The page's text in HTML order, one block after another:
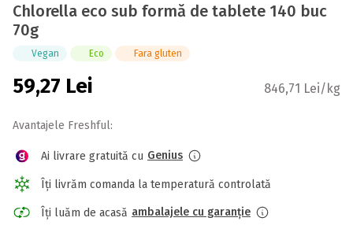
Chlorella eco sub formă de tablete 140 buc
70g
Vegan Eco Fara gluten
59,27 Lei 846,71 Lei/kg
Avantajele Freshful:
Ai livrare gratuită cu Genius
Îți livrăm comanda la temperatură controlată
Îți luăm de acasă ambalajele cu garanție